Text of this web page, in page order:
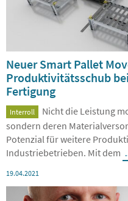
Neuer Smart Pallet
Produktivitätsschub
Fertigung
Interroll
Nicht die Leistung
sondern deren
Potenzial für weitere
Industriebetrieben. Mit dem
19.04.2021